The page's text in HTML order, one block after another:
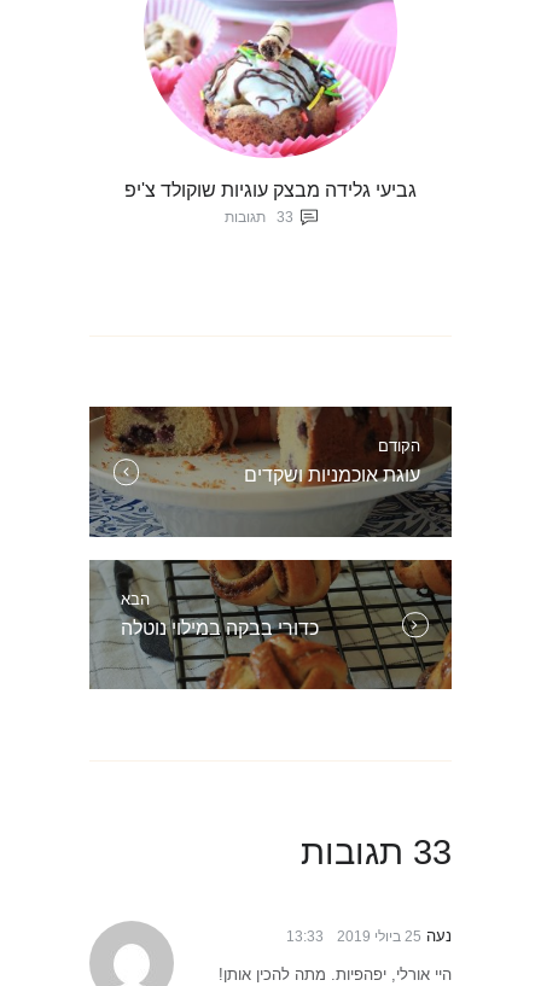
גביעי גלידה מבצק עוגיות שוקולד צ'יפ
33 תגובות
הקודם
הקודם:
עוגת אוכמניות ושקדים
הבאהפוסט
הבא: כדורי בבקה במילוי נוטלה
33 תגובות
נעה 25 ביולי 2019 13:33
היי אורלי, יפהפיות. מתה להכין אותן!